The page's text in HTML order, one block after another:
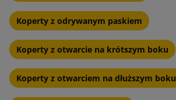
Koperty z odrywanym paskiem
Koperty z otwarcie na krótszym boku
Koperty z otwarciem na dłuższym boku